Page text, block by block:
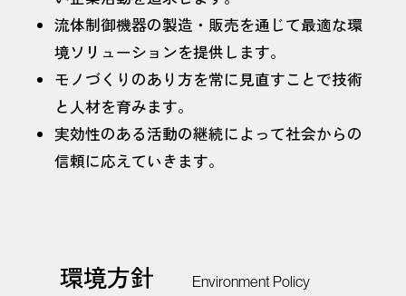
流体制御機器の製造・販売を通じて最適な環
境ソリューションを提供します。
モノづくりのあり方を常に見直すことで技術
と人材を育みます。
実効性のある活動の継続によって社会からの
信頼に応えていきます。
環境方針 Environment Policy